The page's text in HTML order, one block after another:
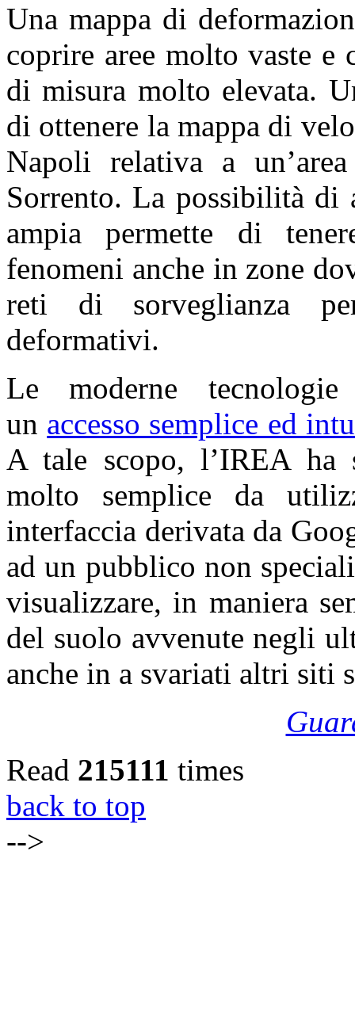
Una mappa di
coprire aree molto vaste e
di misura molto elevata.
di ottenere la mappa di
Napoli relativa a
Sorrento. La possibilità di
ampia permette di
fenomeni anche in zone
reti di sorveglianza
deformativi.
Le moderne
un accesso semplice ed
A tale scopo, l’IREA ha
molto semplice da
interfaccia derivata da
ad un pubblico non
visualizzare, in maniera
del suolo avvenute negli
anche in a svariati altri siti
Read 215111 times
back to top
-->